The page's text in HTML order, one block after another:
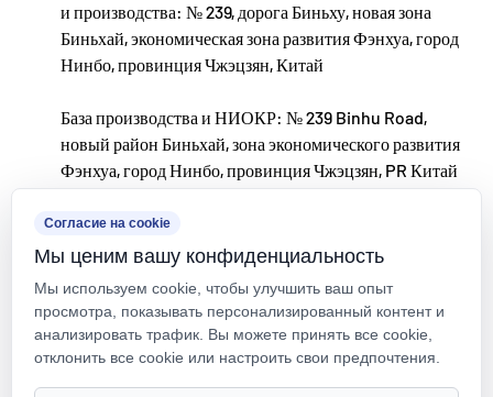
контроля закупок импортного сырья. В
соответствии с нашей стратегией международного
рыночные тенденции и используем цифровые
каналы, чтобы предлагать высококачественные
продукты «Сделано в Китае» клиентам по всему
миру.
НИОКР и производственная база в Нинбо • Фэнхуа
С общим объемом инвестиций в 200 миллионов
юаней компания Kaixin Ultra-Pure Pipe Technology
(Ningbo) Co., Ltd. создала лабораторию новых
и производства: № 239, дорога Биньху, новая зона
Биньхай, экономическая зона развития Фэнхуа, город
Нинбо, провинция Чжэцзян, Китай
База производства и НИОКР: № 239 Binhu Road,
новый район Биньхай, зона экономического развития
Фэнхуа, город Нинбо, провинция Чжэцзян, PR Китай
kxpv@kxpv.com
+86-18067123177
Согласие на cookie
Мы ценим вашу конфиденциальность
Мы используем cookie, чтобы улучшить ваш опыт
просмотра, показывать персонализированный контент и
анализировать трафик. Вы можете принять все cookie,
отклонить все cookie или настроить свои предпочтения.